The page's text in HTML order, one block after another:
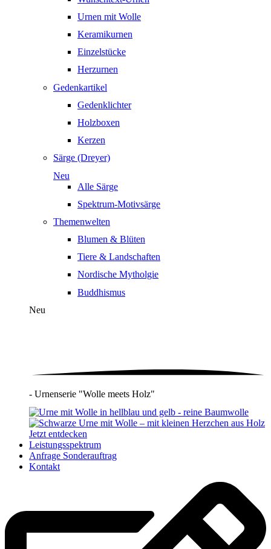
Urnen mit Wolle
Keramikurnen
Einzelstücke
Herzurnen
Gedenkartikel
Gedenklichter
Holzboxen
Kerzen
Särge (Dreyer)
Neu
Alle Särge
Spektrum-Motivsärge
Themenwelten
Blumen & Blüten
Tiere & Landschaften
Nordische Mytholgie
Buddhismus
Neu
- Urnenserie "Wolle meets Holz"
Jetzt entdecken
Leistungsspektrum
Anfrage Sonderauftrag
Kontakt